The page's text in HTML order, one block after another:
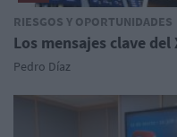
RIESGOS Y OPORTUNIDADES
Los mensajes clave
Pedro Díaz